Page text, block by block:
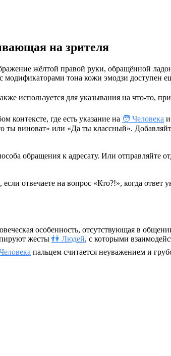
на зрителя
жёлтой правой руки, обращённой
модификаторами тона кожи эмодзи доступен
используется для указывания на что-то,
контексте, где есть указание на 🧑 Человека
виноват» или «Да ты классный».
обращения к адресату. Или
отвечаете на вопрос «Кто?!», когда
особенность, отсутствующая в
жесты 👫 Людей, с которыми
пальцем считается неуважением и